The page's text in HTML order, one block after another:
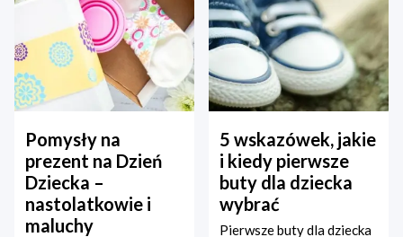
Pomysły na
prezent na Dzień
Dziecka –
nastolatkowie i
maluchy
5 wskazówek, jakie
i kiedy pierwsze
buty dla dziecka
wybrać
Pierwsze buty dla dziecka